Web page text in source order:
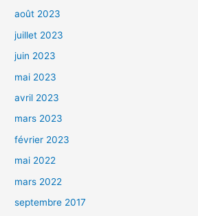
août 2023
juillet 2023
juin 2023
mai 2023
avril 2023
mars 2023
février 2023
mai 2022
mars 2022
septembre 2017